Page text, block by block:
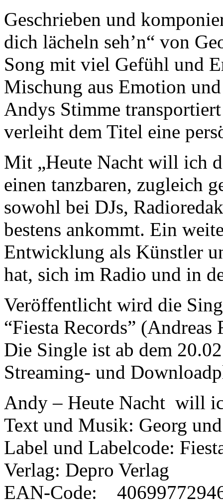
Geschrieben und
dich lächeln seh’n“ von
Song mit viel Gefühl und
Mischung aus Emotion
Andys Stimme
verleiht dem Titel eine
Mit „Heute Nacht will ich
einen tanzbaren, zugleich
sowohl bei DJs,
bestens ankommt. Ein
Entwicklung als Künstler
hat, sich im Radio und in
Veröffentlicht wird die
“Fiesta Records”
Die Single ist ab dem
Streaming- und
Andy – Heute Nacht will
Text und Musik: Georg
Label und Labelcode:
Verlag: Depro Verlag
EAN-Code: